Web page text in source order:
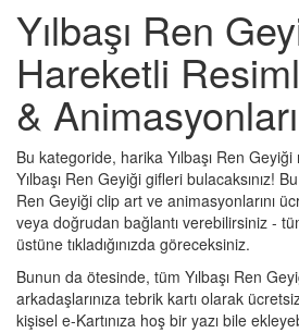
Yılbaşı Ren
Hareketli
& Animasyonları
Bu kategoride, harika Yılbaşı Ren
Yılbaşı Ren Geyiği gifleri bulacaksınız!
Ren Geyiği clip art ve animasyonlarını
veya doğrudan bağlantı verebilirsiniz -
üstüne tıkladığınızda göreceksiniz.
Bunun da ötesinde, tüm Yılbaşı Ren
arkadaşlarınıza tebrik kartı olarak
kişisel e-Kartınıza hoş bir yazı bile